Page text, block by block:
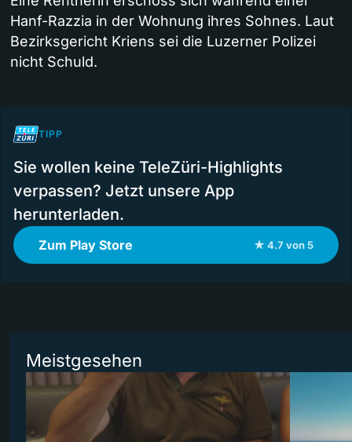
Hanf-Razzia in der Wohnung ihres Sohnes. Laut
Bezirksgericht Kriens sei die Luzerner Polizei
nicht Schuld.
TIPP
Sie wollen keine TeleZüri-Highlights
verpassen? Jetzt unsere App
herunterladen.
Zum Play Store ★ 4.7 von 5
Meistgesehen